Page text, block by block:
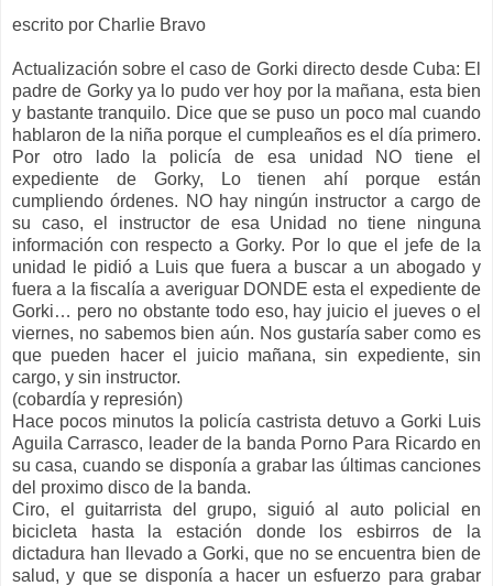
escrito por Charlie Bravo
Actualización sobre el caso de Gorki directo desde Cuba: El
padre de Gorky ya lo pudo ver hoy por la mañana, esta bien
y bastante tranquilo. Dice que se puso un poco mal cuando
hablaron de la niña porque el cumpleaños es el día primero.
Por otro lado la policía de esa unidad NO tiene el
expediente de Gorky, Lo tienen ahí porque están
cumpliendo órdenes. NO hay ningún instructor a cargo de
su caso, el instructor de esa Unidad no tiene ninguna
información con respecto a Gorky. Por lo que el jefe de la
unidad le pidió a Luis que fuera a buscar a un abogado y
fuera a la fiscalía a averiguar DONDE esta el expediente de
Gorki… pero no obstante todo eso, hay juicio el jueves o el
viernes, no sabemos bien aún. Nos gustaría saber como es
que pueden hacer el juicio mañana, sin expediente, sin
cargo, y sin instructor.
(cobardía y represión)
Hace pocos minutos la policía castrista detuvo a Gorki Luis
Aguila Carrasco, leader de la banda Porno Para Ricardo en
su casa, cuando se disponía a grabar las últimas canciones
del proximo disco de la banda.
Ciro, el guitarrista del grupo, siguió al auto policial en
bicicleta hasta la estación donde los esbirros de la
dictadura han llevado a Gorki, que no se encuentra bien de
salud, y que se disponía a hacer un esfuerzo para grabar